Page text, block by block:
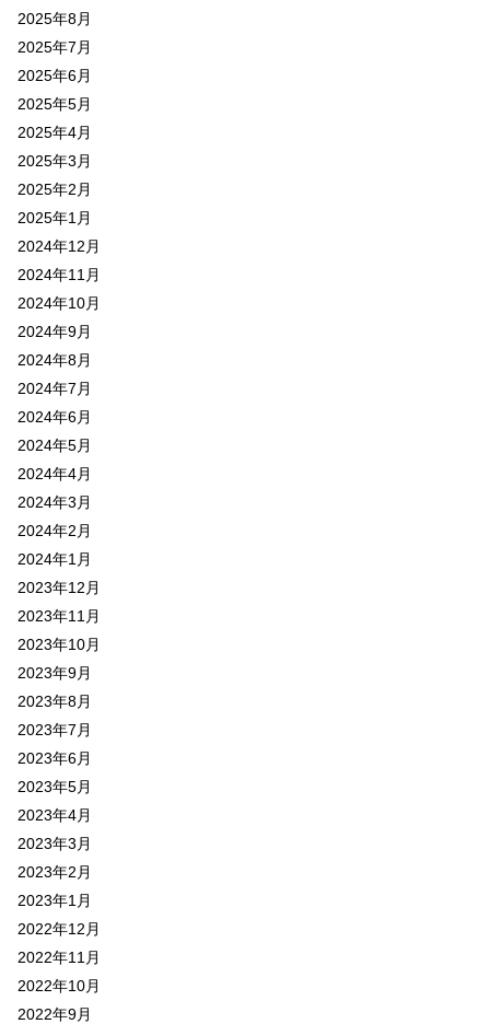
2025年8月
2025年7月
2025年6月
2025年5月
2025年4月
2025年3月
2025年2月
2025年1月
2024年12月
2024年11月
2024年10月
2024年9月
2024年8月
2024年7月
2024年6月
2024年5月
2024年4月
2024年3月
2024年2月
2024年1月
2023年12月
2023年11月
2023年10月
2023年9月
2023年8月
2023年7月
2023年6月
2023年5月
2023年4月
2023年3月
2023年2月
2023年1月
2022年12月
2022年11月
2022年10月
2022年9月